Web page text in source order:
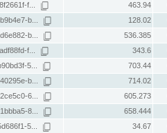
f... 463.94
b... 128.02
b... 536.385
f... 343.6
5... 703.44
b... 714.02
6... 605.273
8... 658.444
5... 34.67